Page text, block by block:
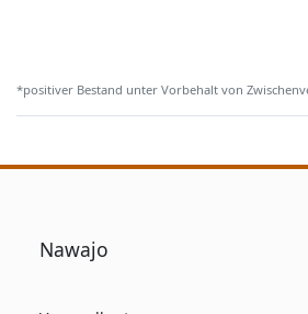
*positiver Bestand unter Vorbehalt von
Nawajo